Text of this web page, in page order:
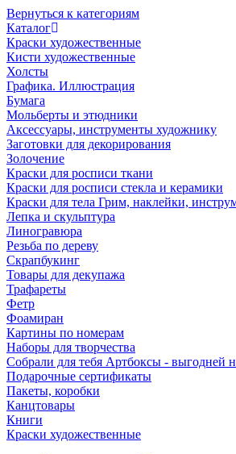
Вернуться к категориям
Каталог
Краски художественные
Кисти художественные
Холсты
Графика. Иллюстрация
Бумага
Мольберты и этюдники
Аксессуары, инструменты художнику
Заготовки для декорирования
Золочение
Краски для росписи ткани
Краски для росписи стекла и керамики
Краски для тела Грим, наклейки,
Лепка и скульптура
Линогравюра
Резьба по дереву
Скрапбукинг
Товары для декупажа
Трафареты
Фетр
Фоамиран
Картины по номерам
Наборы для творчества
Собрали для тебя Артбоксы - выгодней
Подарочные сертификаты
Пакеты, коробки
Канцтовары
Книги
Краски художественные